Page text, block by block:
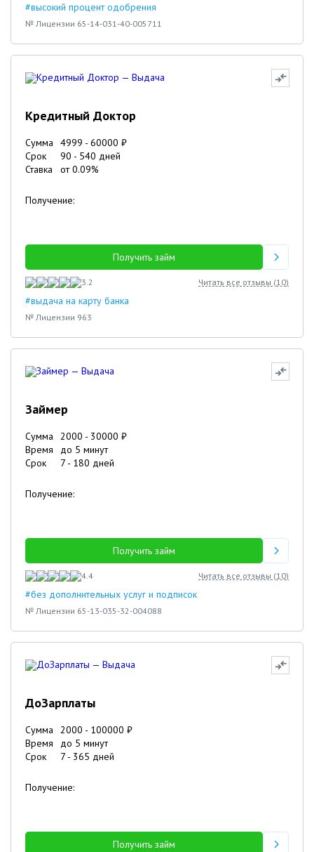
#высокий процент одобрения
№ Лицензии 65-14-031-40-005711
Кредитный Доктор
Сумма 4999 - 60000 ₽
Срок
90 - 540 дней
Ставка
от0.09%
Получение:
Получить займ
3.2 Читать все отзывы (10)
#выдача на карту банка
№ Лицензии 963
Займер
Сумма 2000 - 30000 ₽
Время
до 5 минут
Срок
7 - 180 дней
Получение:
Получить займ
4.4 Читать все отзывы (10)
#без дополнительных услуг и подписок
№ Лицензии 65-13-035-32-004088
ДоЗарплаты
Сумма 2000 - 100000 ₽
Время
до 5 минут
Срок
7 - 365 дней
Получение:
Получить займ